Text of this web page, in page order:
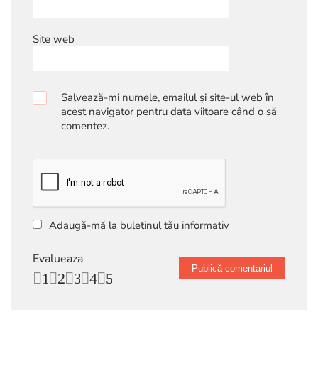
Site web
Salvează-mi numele, emailul și site-ul web în
acest navigator pentru data viitoare când o să
comentez.
Adaugă-mă la buletinul tău informativ
Evalueaza
5
4
3
2
1